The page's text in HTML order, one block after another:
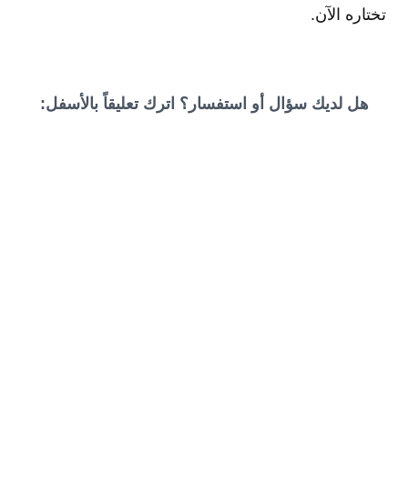
تختاره الآن.
هل لديك سؤال أو استفسار؟ اترك تعليقاً بالأسفل: